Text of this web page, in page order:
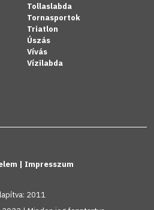
Tollaslabda
Tornasportok
Triatlon
Úszás
Vívás
Vízilabda
| Impresszum
2011